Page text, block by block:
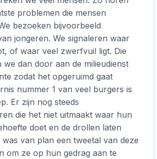
problemen die mensen
bezoeken bijvoorbeeld
jongeren. We signaleren waar
of waar veel zwerfvuil ligt. Die
we dan door aan de milieudienst
zodat het opgeruimd gaat
nummer 1 van veel burgers is
Er zijn nog steeds
die het niet uitmaakt waar hun
doet en de drollen laten
was van plan een tweetal van deze
om ze op hun gedrag aan te